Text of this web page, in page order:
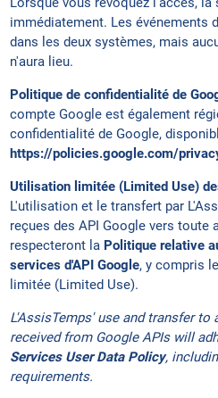
immédiatement. Les événements
dans les deux systèmes, mais
n'aura lieu.
Politique de confidentialité de
compte Google est également
confidentialité de Google,
https://policies.google.com/
Utilisation limitée (Limited Use)
L'utilisation et le transfert par
reçues des API Google vers toute
respecteront la Politique relative
services d'API Google, y compris
limitée (Limited Use).
L'AssisTemps' use and transfer
received from Google APIs will
Services User Data Policy,
requirements.